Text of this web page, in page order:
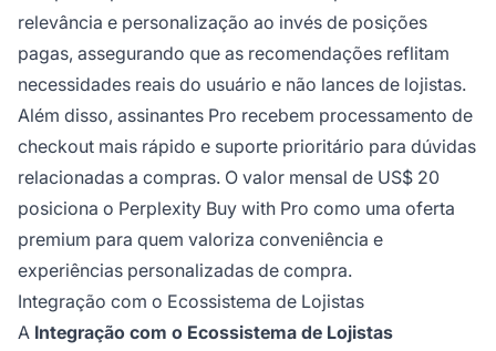
relevância e personalização ao invés de posições
pagas, assegurando que as recomendações reflitam
necessidades reais do usuário e não lances de lojistas.
Além disso, assinantes Pro recebem processamento de
checkout mais rápido e suporte prioritário para dúvidas
relacionadas a compras. O valor mensal de US$ 20
posiciona o Perplexity Buy with Pro como uma oferta
premium para quem valoriza conveniência e
experiências personalizadas de compra.
Integração com o Ecossistema de Lojistas
A Integração com o Ecossistema de Lojistas